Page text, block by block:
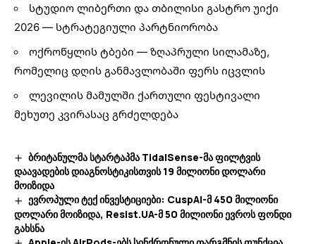
სტუდიო ლიბერთი და თბილისი გასტრო უიქი
2026 — სტრატეგიული პარტნიორობა
ოქროწყლის ტბები — ზღაპრული სილამაზე,
რომელიც დღის განმავლობაში ფერს იცვლის
ლევილის მამულში ქართული ფესტივალი
მეხუთე კვირასაც გრძელდება
ბრიტანულმა სტარტაპმა TidalSense-მა ფილტვის
დაავადების დიაგნოსტიკისთვის 19 მილიონი დოლარი
მოიზიდა
ევროპული ტექ ინვესტიციები: CuspAI-მ 450 მილიონი
დოლარი მოიზიდა, Resist.UA-მ 50 მილიონი ევროს ფონდი
გახსნა